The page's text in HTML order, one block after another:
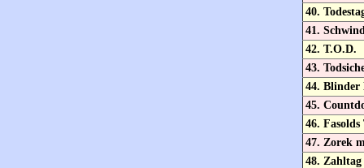
40.
41.
42. T.O.D.
43.
44. Blinder
45.
46.
47. Zorek
48. Zahltag